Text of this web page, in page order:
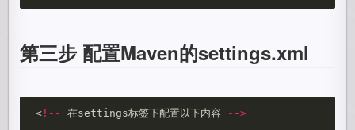
第三步 配置Maven的settings.xml
< ! -- 在settings标签下配置以下内容 -->